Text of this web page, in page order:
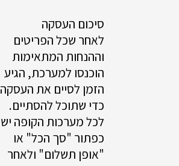
סיכום העסקה
לאחר שכל הפריטים
וההנחות המתאימות
הוכנסו למערכת, הגיע
הזמן לסיים את העסקה
כדי שתוכל להסתיים.
לכל מערכות הקופה יש
כפתור "סך הכל" או
"אופן תשלום" ולאחר